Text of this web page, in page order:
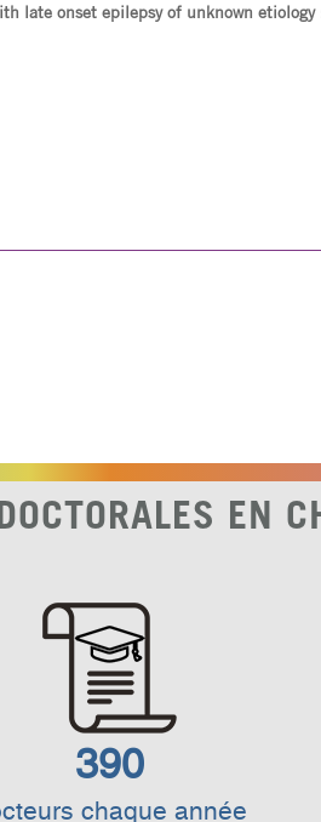
late onset epilepsy of unknown etiology
EN
390
chaque année